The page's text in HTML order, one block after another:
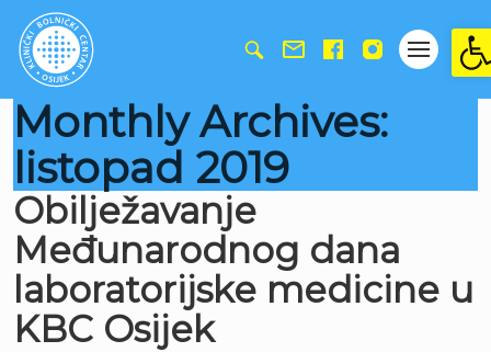
Monthly Archives:
listopad 2019
Obilježavanje
Međunarodnog dana
laboratorijske medicine u
KBC Osijek